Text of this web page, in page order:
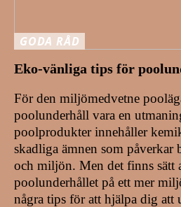
GODA RÅD
Eko-vänliga tips för
För den miljömedvetne
poolunderhåll vara en
poolprodukter innehåller
skadliga ämnen som påverkar
och miljön. Men det finns sätt
poolunderhållet på ett mer
några tips för att hjälpa dig att